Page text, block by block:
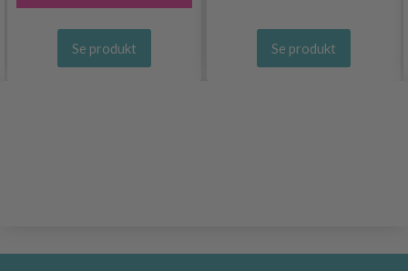
Se produkt Se produkt